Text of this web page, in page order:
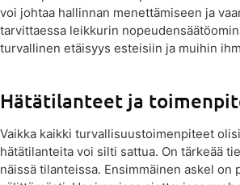
voi johtaa hallinnan menettämiseen ja
tarvittaessa leikkurin
turvallinen etäisyys esteisiin ja muihin
Hätätilanteet ja
Vaikka kaikki turvallisuustoimenpiteet
hätätilanteita voi silti sattua. On tärkeää
näissä tilanteissa. Ensimmäinen askel on